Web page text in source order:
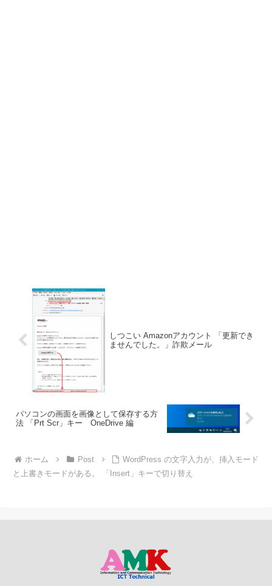
しつこい Amazonアカウント 「更新でき
ませんでした。」詐欺メール
パソコンの画面を画像として保存する方
法 「Prt Scr」キー OneDrive 編
ホーム Post
WordPress の文字入力が、挿入モード
と上書きモードがある。 「Insert」キーで切り替え